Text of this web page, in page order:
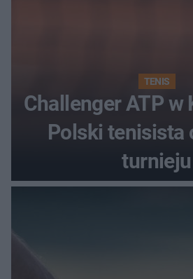
TENIS
Challenger ATP w
Polski tenisista
turnieju